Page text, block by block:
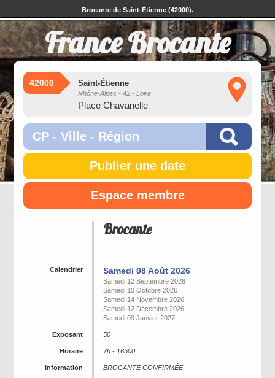
Brocante de Saint-Étienne (42000).
France Brocante
42000 Saint-Étienne
Rhône-Alpes - 42 - Loire
Place Chavanelle
Publier une date
Espace membre
Brocante
Calendrier Samedi 08 Août 2026
Samedi 12 Septembre 2026
Samedi 10 Octobre 2026
Samedi 14 Novembre 2026
Samedi 12 Décembre 2026
Samedi 09 Janvier 2027
Exposant 50
Horaire 7h - 16h00
Information
BROCANTE CONFIRMÉE